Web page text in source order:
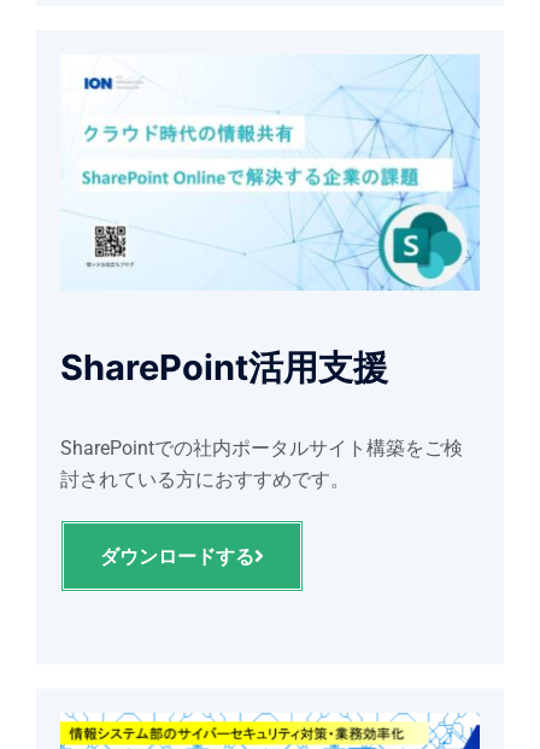
SharePoint活用支援
SharePointでの社内ポータルサイト構築をご検
討されている方におすすめです。
ダウンロードする